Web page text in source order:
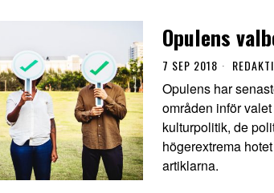
Opulens
7 SEP 2018
Opulens har
områden inför
kulturpolitik, de
högerextrema
artiklarna.